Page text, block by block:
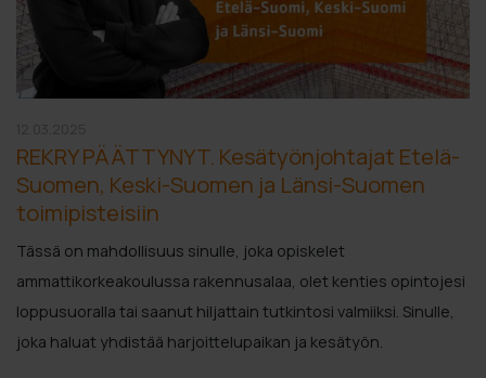
REKRY PÄÄTTYNYT. Kesätyönjohtajat Etelä-
Suomen, Keski-Suomen ja Länsi-Suomen
toimipisteisiin
Tässä on mahdollisuus sinulle, joka opiskelet
ammattikorkeakoulussa rakennusalaa, olet kenties opintojesi
loppusuoralla tai saanut hiljattain tutkintosi valmiiksi. Sinulle,
joka haluat yhdistää harjoittelupaikan ja kesätyön.